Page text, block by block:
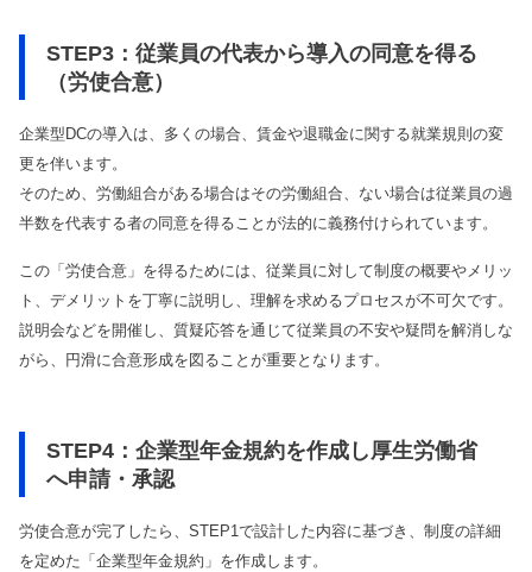
STEP3：従業員の代表から導入の同意を得る
（労使合意）
企業型DCの導入は、多くの場合、賃金や退職金に関する就業規則の変
更を伴います。
そのため、労働組合がある場合はその労働組合、ない場合は従業員の過
半数を代表する者の同意を得ることが法的に義務付けられています。
この「労使合意」を得るためには、従業員に対して制度の概要やメリッ
ト、デメリットを丁寧に説明し、理解を求めるプロセスが不可欠です。
説明会などを開催し、質疑応答を通じて従業員の不安や疑問を解消しな
がら、円滑に合意形成を図ることが重要となります。
STEP4：企業型年金規約を作成し厚生労働省
へ申請・承認
労使合意が完了したら、STEP1で設計した内容に基づき、制度の詳細
を定めた「企業型年金規約」を作成します。